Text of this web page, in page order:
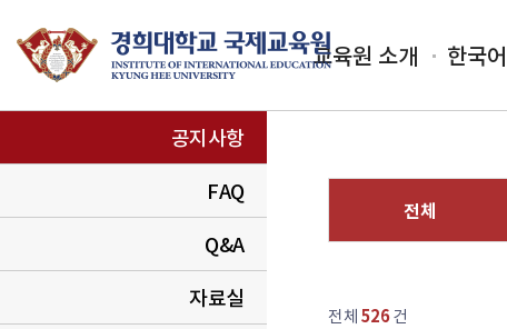
교육원 소개 한국
공지사항
FAQ
Q&A
자료실
전체
전체526건